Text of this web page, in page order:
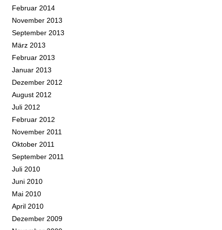
Februar 2014
November 2013
September 2013
März 2013
Februar 2013
Januar 2013
Dezember 2012
August 2012
Juli 2012
Februar 2012
November 2011
Oktober 2011
September 2011
Juli 2010
Juni 2010
Mai 2010
April 2010
Dezember 2009